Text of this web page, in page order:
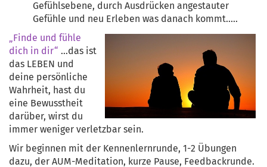
Gefühlsebene, durch Ausdrücken angestauter
Gefühle und neu Erleben was danach kommt.....
„Finde und fühle
dich in dir“ ...das ist
das LEBEN und
deine persönliche
Wahrheit, hast du
eine Bewusstheit
darüber, wirst du
immer weniger verletzbar sein.
Wir beginnen mit der Kennenlernrunde, 1-2 Übungen
dazu, der AUM-Meditation, kurze Pause, Feedbackrunde.